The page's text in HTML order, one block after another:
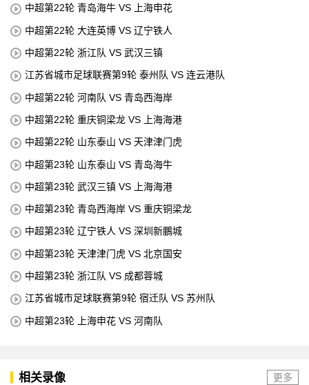
中超第22轮 青岛海牛 VS 上海申花
中超第22轮 大连英博 VS 辽宁铁人
中超第22轮 浙江队 VS 武汉三镇
江苏省城市足球联赛第9轮 泰州队 VS 连云港队
中超第22轮 河南队 VS 青岛西海岸
中超第22轮 重庆铜梁龙 VS 上海海港
中超第22轮 山东泰山 VS 天津津门虎
中超第23轮 山东泰山 VS 青岛海牛
中超第23轮 武汉三镇 VS 上海海港
中超第23轮 青岛西海岸 VS 重庆铜梁龙
中超第23轮 辽宁铁人 VS 深圳新鵬城
中超第23轮 天津津门虎 VS 北京国安
中超第23轮 浙江队 VS 成都蓉城
江苏省城市足球联赛第9轮 宿迁队 VS 苏州队
中超第23轮 上海申花 VS 河南队
相关录像 更多